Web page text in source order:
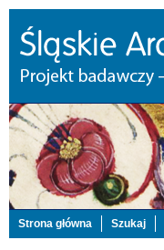
Strona główna Szukaj